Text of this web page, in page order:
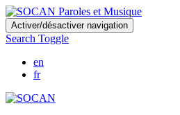
Skip
to
main
content
Activer/désactiver navigation
Search Toggle
en
fr